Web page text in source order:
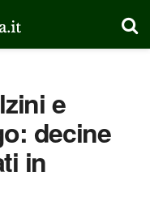
e
decine
in